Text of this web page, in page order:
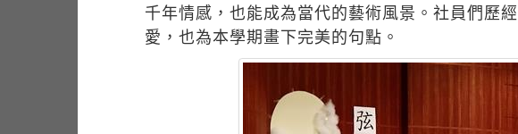
千年情感，也能成為當代的藝術風景。社員們歷
愛，也為本學期畫下完美的句點。